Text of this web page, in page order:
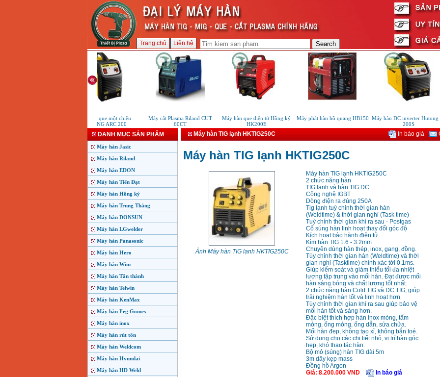
Trang chủ Liên hệ
Máy hàn que một chiều
HUTONG ARC 200
Máy cắt Plasma Riland CUT
60CT
Máy hàn que điện tử Hồng ký
HK200E
Máy phát hàn hồ quang HB150 Máy hàn DC inverter Hutong tig
200S
DANH MỤC SẢN PHẨM
Máy hàn Jasic
Máy hàn Riland
Máy hàn EDON
Máy hàn Tiến Đạt
Máy hàn Hồng ký
Máy hàn Trung Thắng
Máy hàn DONSUN
Máy hàn LGwelder
Máy hàn Panasonic
Máy hàn Hero
Máy hàn Wim
Máy hàn Tân thành
Máy hàn Telwin
Máy hàn KenMax
Máy hàn Feg Gomes
Máy hàn inox
Máy hàn rút tôn
Máy hàn Weldcom
Máy hàn Hyundai
Máy hàn HD Weld
Máy hàn TIG lạnh HKTIG250C In báo giá
Máy hàn TIG lạnh HKTIG250C
Ảnh Máy hàn TIG lạnh HKTIG250C
Máy hàn TIG lạnh HKTIG250C
2 chức năng hàn
TIG lạnh và hàn TIG DC
Công nghệ IGBT
Dòng điện ra đúng 250A
Tig lạnh tuỳ chỉnh thời gian hàn
(Weldtime) & thời gian nghỉ (Task time)
Tuỳ chỉnh thời gian khí ra sau - Postgas
Cổ súng hàn linh hoạt thay đổi góc độ
Kích hoạt bảo hành điện tử
Kìm hàn TIG 1.6 - 3.2mm
Chuyên dùng hàn thép, inox, gang, đồng.
Tùy chỉnh thời gian hàn (Weldtime) và thời
gian nghỉ (Tasktime) chính xác tới 0.1ms.
Giúp kiểm soát và giảm thiểu tối đa nhiệt
lượng tập trung vào mối hàn. Đạt được mối
hàn sáng bóng và chất lượng tốt nhất.
2 chức năng hàn Cold TIG và DC TIG, giúp
trải nghiệm hàn tốt và linh hoạt hơn
Tùy chỉnh thời gian khí ra sau giúp bảo vệ
mối hàn tốt và sáng hơn.
Đặc biệt thích hợp hàn inox mỏng, tấm
mỏng, ống mỏng, ống dẫn, sửa chữa.
Mối hàn đẹp, không tạo xỉ, không bắn toé.
Sử dụng cho các chi tiết nhỏ, vị trí hàn góc
hẹp, khó thao tác hàn.
Bộ mỏ (súng) hàn TIG dài 5m
3m dây kẹp mass
Đồng hồ Argon
Giá: 8.200.000VND
In báo giá